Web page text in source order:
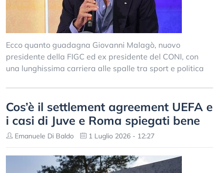
Ecco quanto guadagna Giovanni Malagò, nuovo
presidente della FIGC ed ex presidente del CONI, con
una lunghissima carriera alle spalle tra sport e politica
Cos’è il settlement agreement UEFA e
i casi di Juve e Roma spiegati bene
Emanuele Di Baldo 1 Luglio 2026 - 12:27